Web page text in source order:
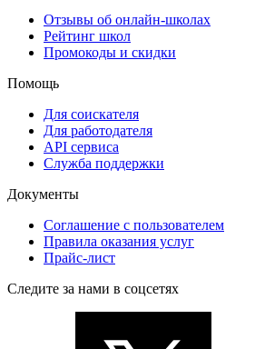
Отзывы об онлайн-школах
Рейтинг школ
Промокоды и скидки
Помощь
Для соискателя
Для работодателя
API сервиса
Служба поддержки
Документы
Соглашение с пользователем
Правила оказания услуг
Прайс-лист
Следите за нами в соцсетях